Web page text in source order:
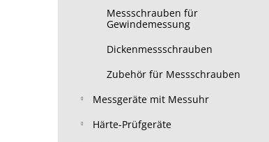
Messschrauben für
Gewindemessung
Dickenmessschrauben
Zubehör für Messschrauben
Messgeräte mit Messuhr
Härte-Prüfgeräte